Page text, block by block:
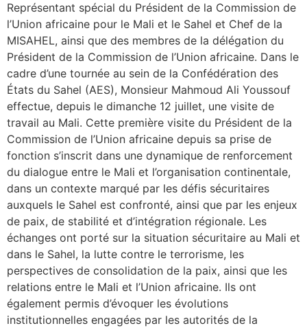
Représentant spécial du Président de la Commission de
l’Union africaine pour le Mali et le Sahel et Chef de la
MISAHEL, ainsi que des membres de la délégation du
Président de la Commission de l’Union africaine. Dans le
cadre d’une tournée au sein de la Confédération des
États du Sahel (AES), Monsieur Mahmoud Ali Youssouf
effectue, depuis le dimanche 12 juillet, une visite de
travail au Mali. Cette première visite du Président de la
Commission de l’Union africaine depuis sa prise de
fonction s’inscrit dans une dynamique de renforcement
du dialogue entre le Mali et l’organisation continentale,
dans un contexte marqué par les défis sécuritaires
auxquels le Sahel est confronté, ainsi que par les enjeux
de paix, de stabilité et d’intégration régionale. Les
échanges ont porté sur la situation sécuritaire au Mali et
dans le Sahel, la lutte contre le terrorisme, les
perspectives de consolidation de la paix, ainsi que les
relations entre le Mali et l’Union africaine. Ils ont
également permis d’évoquer les évolutions
institutionnelles engagées par les autorités de la